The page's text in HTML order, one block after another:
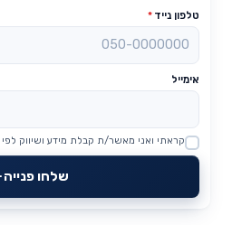
טלפון נייד *
אימייל
Website
קראתי ואני מאשר/ת קבלת מידע ושיווק לפי
שלחו פנייה